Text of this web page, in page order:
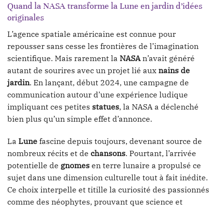
Quand la NASA transforme la Lune en jardin d’idées
originales
L’agence spatiale américaine est connue pour
repousser sans cesse les frontières de l’imagination
scientifique. Mais rarement la NASAn’avait généré
autant de sourires avec un projet lié aux nains de
jardin. En lançant, début 2024, une campagne de
communication autour d’une expérience ludique
impliquant ces petites statues, la NASA a déclenché
bien plus qu’un simple effet d’annonce.
La Lune fascine depuis toujours, devenant source de
nombreux récits et de chansons. Pourtant, l’arrivée
potentielle de gnomes en terre lunaire a propulsé ce
sujet dans une dimension culturelle tout à fait inédite.
Ce choix interpelle et titille la curiosité des passionnés
comme des néophytes, prouvant que science et